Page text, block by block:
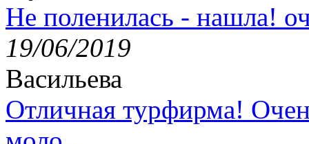
Не поленилась - нашла!
19/06/2019
Васильева
Отличная турфирма!